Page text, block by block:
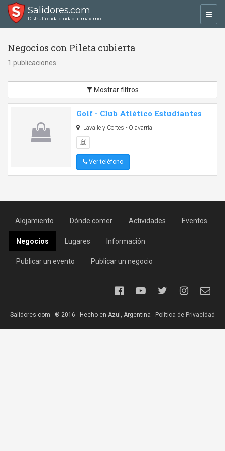
Salidores.com
Disfrutá cada ciudad al máximo
Negocios con Pileta cubierta
1 publicaciones
Mostrar filtros
Golf - Club Atlético Estudiantes
Lavalle y Cortes - Olavarría
Ver teléfono
Alojamiento Dónde comer Actividades Eventos
Negocios Lugares Información
Publicar un evento Publicar un negocio
Salidores.com - ® 2016 - Hecho en Azul, Argentina - Política de Privacidad